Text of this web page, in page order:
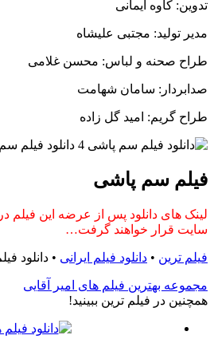
تدوین: کاوه ایمانی
مدیر تولید: مجتبی علیشاه
طراح صحنه و لباس: محسن غلامی
صدابردار: سامان شهامت
طراح گریم: امید گل زاده
فیلم سم پاشی
لینک های دانلود پس از عرضه این فیلم
سایت قرار خواهند گرفت…
فیلم ترین • دانلود فیلم ایرانی • دانلود
مجموعه بهترین فیلم های امیر آقایی
همچنين در فيلم ترين ببينيد!